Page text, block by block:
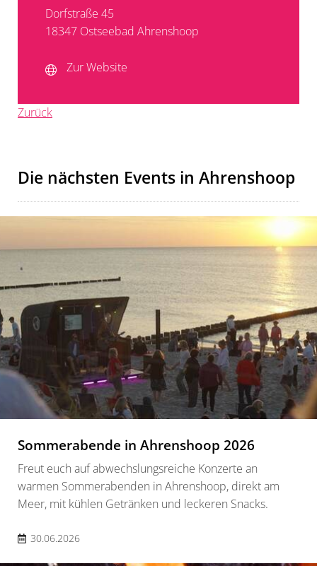
Dorfstraße 45
18347 Ostseebad Ahrenshoop
Zur Website
Zurück
Die nächsten Events in Ahrenshoop
Sommerabende in Ahrenshoop 2026
Freut euch auf abwechslungsreiche Konzerte an
warmen Sommerabenden in Ahrenshoop, direkt am
Meer, mit kühlen Getränken und leckeren Snacks.
30.06.2026